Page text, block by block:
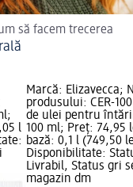
să facem trecerea
l
Marcă: Elizavecca;
produsului: CER-
de ulei pentru
100 ml; Preț: 74,95
bază: 0,1 l (749,50
Disponibilitate:
Livrabil, Status gri
magazin dm